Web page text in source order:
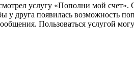
услугу «Пополни мой счет».
у друга появилась возможность
Пользоваться услугой